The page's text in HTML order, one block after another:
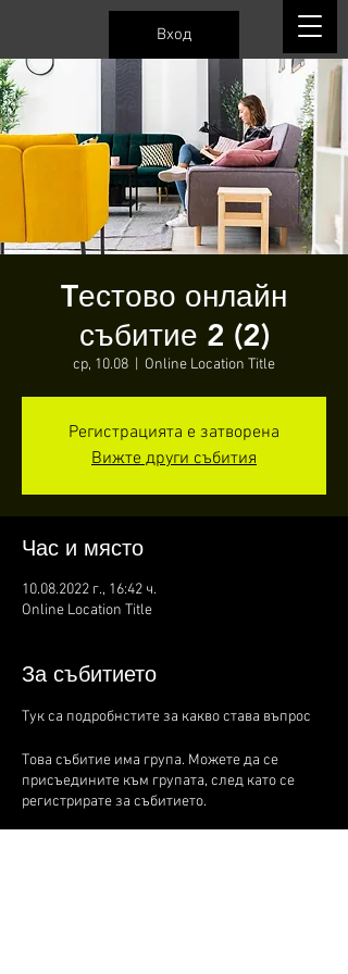
Вход
Tестово онлайн
събитие 2 (2)
ср, 10.08 Online Location Title
Регистрацията е затворена
Вижте други събития
Час и място
10.08.2022 г., 16:42 ч.
Online Location Title
За събитието
Тук са подробнстите за какво става въпрос
Това събитие има група. Можете да се
присъедините към групата, след като се
регистрирате за събитието.